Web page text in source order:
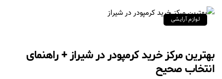
لوازم آرایشی
بهترین مرکز خرید کرمپودر در شیراز + راهنمای
انتخاب صحیح